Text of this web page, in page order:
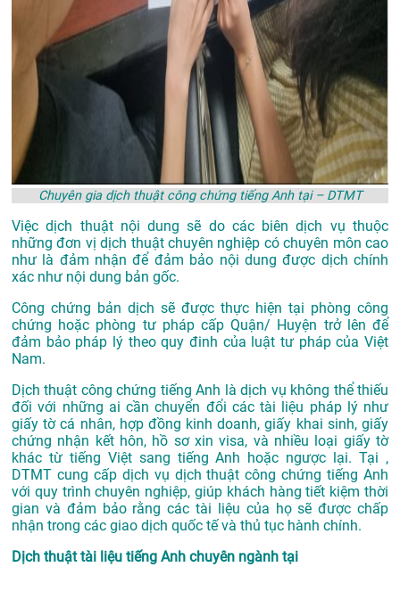
Chuyên gia dịch thuật công chứng tiếng Anh tại – DTMT
Việc dịch thuật nội dung sẽ do các biên dịch vụ thuộc
những đơn vị dịch thuật chuyên nghiệp có chuyên môn cao
như là đảm nhận để đảm bảo nội dung được dịch chính
xác như nội dung bản gốc.
Công chứng bản dịch sẽ được thực hiện tại phòng công
chứng hoặc phòng tư pháp cấp Quận/ Huyện trở lên để
đảm bảo pháp lý theo quy đinh của luật tư pháp của Việt
Nam.
Dịch thuật công chứng tiếng Anh là dịch vụ không thể thiếu
đối với những ai cần chuyển đổi các tài liệu pháp lý như
giấy tờ cá nhân, hợp đồng kinh doanh, giấy khai sinh, giấy
chứng nhận kết hôn, hồ sơ xin visa, và nhiều loại giấy tờ
khác từ tiếng Việt sang tiếng Anh hoặc ngược lại. Tại ,
DTMT cung cấp dịch vụ dịch thuật công chứng tiếng Anh
với quy trình chuyên nghiệp, giúp khách hàng tiết kiệm thời
gian và đảm bảo rằng các tài liệu của họ sẽ được chấp
nhận trong các giao dịch quốc tế và thủ tục hành chính.
Dịch thuật tài liệu tiếng Anh chuyên ngành tại